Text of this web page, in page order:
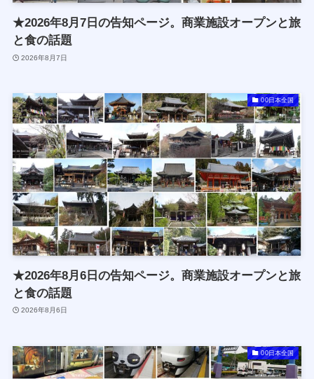
★2026年8月7日の告知ページ。商業施設オープンと旅
と食の話題
2026年8月7日
00日本全国
★2026年8月6日の告知ページ。商業施設オープンと旅
と食の話題
2026年8月6日
00日本全国